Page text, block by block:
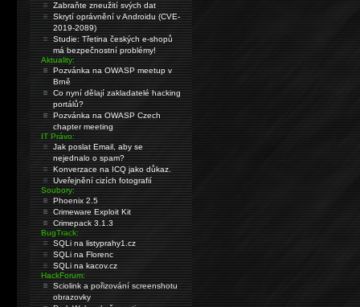
Zabraňte zneužití svých dat
Skrytí oprávnění v Androidu (CVE-
2019-2089)
Studie: Třetina českých e-shopů
má bezpečnostní problémy!
Aktuality:
Pozvánka na OWASP meetup v
Brně
Co nyní dělají zakladatelé hacking
portálů?
Pozvánka na OWASP Czech
chapter meeting
IT Právo:
Jak poslat Email, aby se
nejednalo o spam?
Konverzace na ICQ jako důkaz.
Uveřejnění cizích fotografií
Soubory:
Phoenix 2.5
Crimeware Exploit Kit
Crimepack 3.1.3
BugTrack:
SQLi na listyprahy1.cz
SQLi na Florenc
SQLi na kacov.cz
HackForum:
Sciolink a pořizování screenshotu
obrazovky